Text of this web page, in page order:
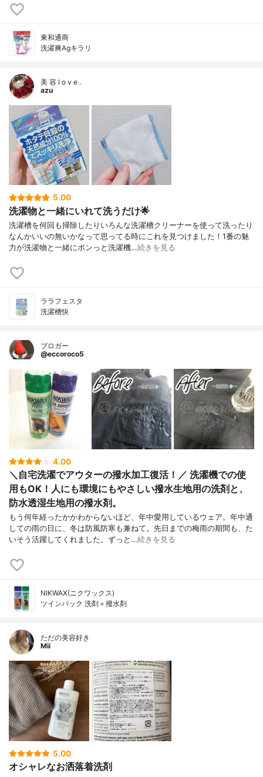
東和通商
洗濯爽Agキラリ
美 容 l o v e .
azu
5.00
洗濯物と一緒にいれて洗うだけ🌟
洗濯槽を何回も掃除したりいろんな洗濯槽クリーナーを使って洗ったり
なんかいいの無いかなって思ってる時にこれを見つけました！1番の魅
力が洗濯物と一緒にポンっと洗濯機…続きを見る
ララフェスタ
洗濯槽快
ブロガー
@eccoroco5
4.00
＼自宅洗濯でアウターの撥水加工復活！／ 洗濯機での使
用もOK！人にも環境にもやさしい撥水生地用の洗剤と、
防水透湿生地用の撥水剤。
もう何年経ったかかわからないほど、年中愛用しているウェア。年中通
しての雨の日に、冬は防風防寒も兼ねて。先日までの梅雨の期間も、た
いそう活躍してくれました。ずっと…続きを見る
NIKWAX(ニクワックス)
ツインパック 洗剤＋撥水剤
ただの美容好き
Mii
5.00
オシャレなお洒落着洗剤